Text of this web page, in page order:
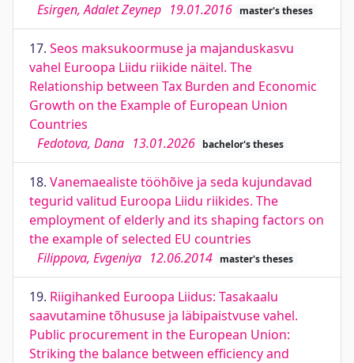
Esirgen, Adalet Zeynep 19.01.2016 master's theses
17. Seos maksukoormuse ja majanduskasvu
vahel Euroopa Liidu riikide näitel. The
Relationship between Tax Burden and Economic
Growth on the Example of European Union
Countries
Fedotova, Dana 13.01.2026 bachelor's theses
18. Vanemaealiste tööhõive ja seda kujundavad
tegurid valitud Euroopa Liidu riikides. The
employment of elderly and its shaping factors on
the example of selected EU countries
Filippova, Evgeniya 12.06.2014 master's theses
19. Riigihanked Euroopa Liidus: Tasakaalu
saavutamine tõhususe ja läbipaistvuse vahel.
Public procurement in the European Union:
Striking the balance between efficiency and